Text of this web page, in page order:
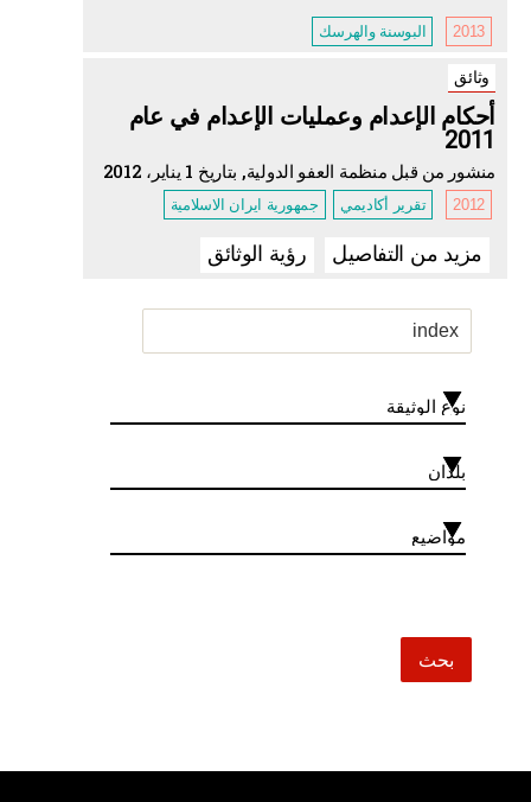
2013 البوسنة والهرسك
وثائق
أحكام الإعدام وعمليات الإعدام في عام
2011
منشور من قبل منظمة العفو الدولية, بتاريخ 1 يناير، 2012
2012 تقرير أكاديمي جمهورية ايران الاسلامية
مزيد من التفاصيل رؤية الوثائق